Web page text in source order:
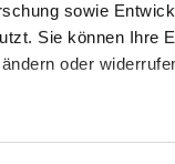
sowie
Sie können Ihre
oder
bis auf einige